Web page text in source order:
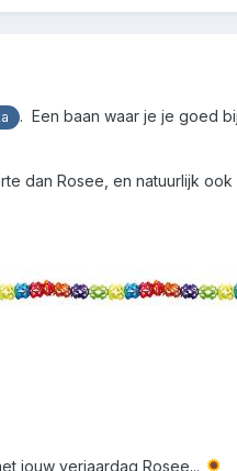
. Een baan waar je je goed
dan Rosee, en natuurlijk
jouw verjaardag Rosee... 🌻